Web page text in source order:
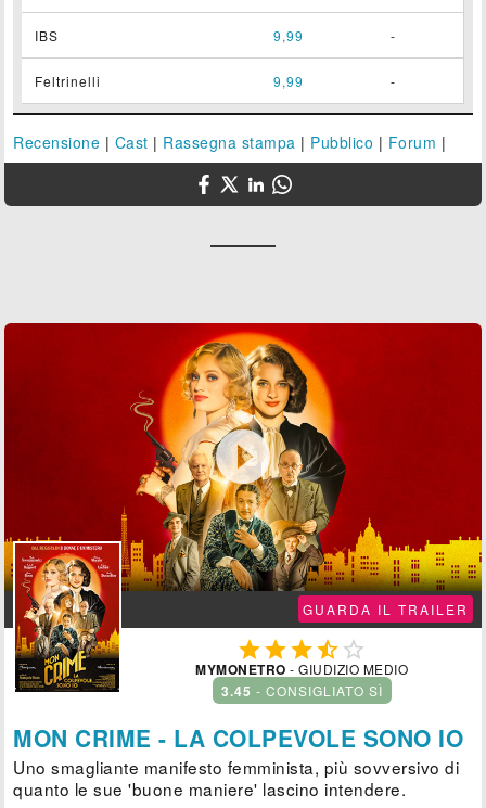
IBS 9,99 -
Feltrinelli 9,99 -
Recensione | Cast | Rassegna stampa | Pubblico | Forum |

GUARDA IL TRAILER
 
MYMONETRO - GIUDIZIO MEDIO
3.45 - CONSIGLIATO SÌ
MON CRIME - LA COLPEVOLE SONO IO
Uno smagliante manifesto femminista, più sovversivo di
quanto le sue 'buone maniere' lascino intendere.